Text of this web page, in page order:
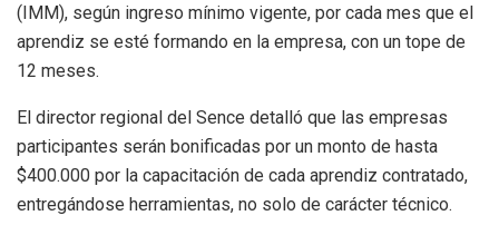
(IMM), según ingreso mínimo vigente, por cada mes que el
aprendiz se esté formando en la empresa, con un tope de
12 meses.
El director regional del Sence detalló que las empresas
participantes serán bonificadas por un monto de hasta
$400.000 por la capacitación de cada aprendiz contratado,
entregándose herramientas, no solo de carácter técnico.